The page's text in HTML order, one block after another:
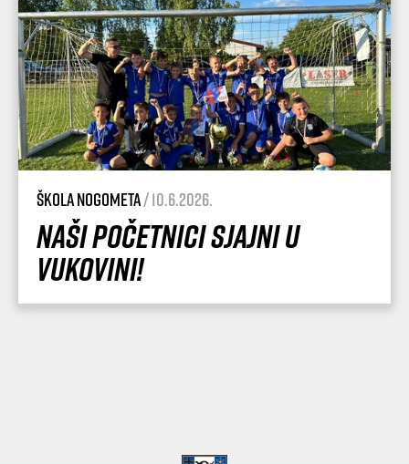
Škola nogometa/ 10.6.2026.
Naši početnici sjajni u
Vukovini!